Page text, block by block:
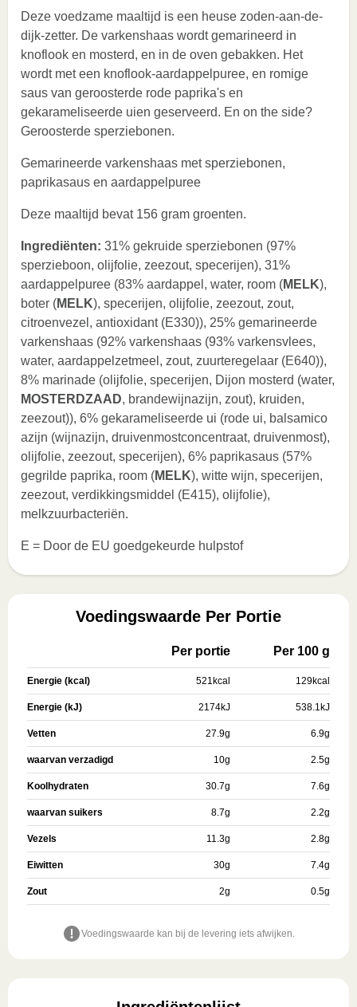
Deze voedzame maaltijd is een heuse zoden-aan-de-
dijk-zetter. De varkenshaas wordt gemarineerd in
knoflook en mosterd, en in de oven gebakken. Het
wordt met een knoflook-aardappelpuree, en romige
saus van geroosterde rode paprika's en
gekarameliseerde uien geserveerd. En on the side?
Geroosterde sperziebonen.
Gemarineerde varkenshaas met sperziebonen,
paprikasaus en aardappelpuree
Deze maaltijd bevat 156 gram groenten.
Ingrediënten: 31% gekruide sperziebonen (97%
sperzieboon, olijfolie, zeezout, specerijen), 31%
aardappelpuree (83% aardappel, water, room (MELK),
boter (MELK), specerijen, olijfolie, zeezout, zout,
citroenvezel, antioxidant (E330)), 25% gemarineerde
varkenshaas (92% varkenshaas (93% varkensvlees,
water, aardappelzetmeel, zout, zuurteregelaar (E640)),
8% marinade (olijfolie, specerijen, Dijon mosterd (water,
MOSTERDZAAD, brandewijnazijn, zout), kruiden,
zeezout)), 6% gekarameliseerde ui (rode ui, balsamico
azijn (wijnazijn, druivenmostconcentraat, druivenmost),
olijfolie, zeezout, specerijen), 6% paprikasaus (57%
gegrilde paprika, room (MELK), witte wijn, specerijen,
zeezout, verdikkingsmiddel (E415), olijfolie),
melkzuurbacteriën.
E = Door de EU goedgekeurde hulpstof
Voedingswaarde Per Portie
Per portie Per 100 g
Energie (kcal) 521kcal 129kcal
Energie (kJ) 2174kJ 538.1kJ
Vetten 27.9g 6.9g
waarvan verzadigd 10g 2.5g
Koolhydraten 30.7g 7.6g
waarvan suikers 8.7g 2.2g
Vezels 11.3g 2.8g
Eiwitten 30g 7.4g
Zout 2g 0.5g
Voedingswaarde kan bij de levering iets afwijken.